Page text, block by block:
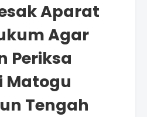
Aparat
Agar
Periksa
Matogu
Tengah